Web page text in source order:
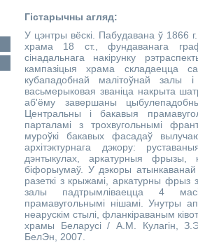
Гістарычны агляд:
У цэнтры вёскі. Пабудавана ў 1866
храма 18 ст., фундаванага
сінадальнага накірунку
кампазіцыя храма складаецца
кубападобнай малітоўнай залы
васьмерыковая званіца накрыта
аб'ёму завершаны
Центральны і бакавыя
парталамі з трохвугольнымі
муроўкі бакавых фасадаў
архітэктурнага дэкору:
дэнтыкулах, аркатурныя фрызы,
біфорыумаў. У дэкоры атынкаванай
разеткі з крыжамі, аркатурны фрыз
залы падтрымліваецца 4
прамавугольнымі нішамі. Унутры
неарускім стылі, фланкіраваным
храмы Беларусі / А.М. Кулагін,
БелЭн, 2007.